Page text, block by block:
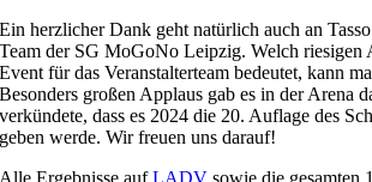
Ein herzlicher Dank geht natürlich auch an
Team der SG MoGoNo Leipzig. Welch riesigen
Event für das Veranstalterteam bedeutet, kann
Besonders großen Applaus gab es in der Arena
verkündete, dass es 2024 die 20. Auflage des
geben werde. Wir freuen uns darauf!
Alle Ergebnisse aufLADV sowie die gesamten